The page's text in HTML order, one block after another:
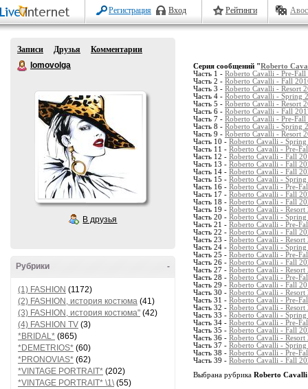
Регистрация Вход Рейтинги
Записи Друзья
Комментарии
lomovolga
В друзья
-
Рубрики
(1) FASHION (1172)
(2) FASHION, история костюма (41)
(3) FASHION, история костюма" (42)
(4) FASHION TV (3)
*BRIDAL* (865)
*DEMETRIOS* (60)
*PRONOVIAS* (62)
*VINTAGE PORTRAIT* (202)
*VINTAGE PORTRAIT* \1\(55)
Серия сообщений "Roberto
Часть 1 - Roberto Cavalli - Pre-
Часть 2 - Roberto Cavalli - Fall
Часть 3 - Roberto Cavalli - Resort
Часть 4 - Roberto Cavalli - Spring
Часть 5 - Roberto Cavalli - Resort
Часть 6 - Roberto Cavalli - Fall
Часть 7 - Roberto Cavalli - Pre-
Часть 8 - Roberto Cavalli - Spring
Часть 9 - Roberto Cavalli - Resort
Часть 10 - Roberto Cavalli -
Часть 11 - Roberto Cavalli - Pre-
Часть 12 - Roberto Cavalli - Fall
Часть 13 - Roberto Cavalli - Fall
Часть 14 - Roberto Cavalli - Fall
Часть 15 - Roberto Cavalli -
Часть 16 - Roberto Cavalli - Pre-
Часть 17 - Roberto Cavalli - Fall
Часть 18 - Roberto Cavalli - Fall
Часть 19 - Roberto Cavalli -
Часть 20 - Roberto Cavalli -
Часть 21 - Roberto Cavalli - Pre-
Часть 22 - Roberto Cavalli - Fall
Часть 23 - Roberto Cavalli -
Часть 24 - Roberto Cavalli -
Часть 25 - Roberto Cavalli - Pre-
Часть 26 - Roberto Cavalli - Fall
Часть 27 - Roberto Cavalli -
Часть 28 - Roberto Cavalli - Pre-
Часть 29 - Roberto Cavalli - Fall
Часть 30 - Roberto Cavalli -
Часть 31 - Roberto Cavalli - Pre-
Часть 32 - Roberto Cavalli -
Часть 33 - Roberto Cavalli -
Часть 34 - Roberto Cavalli - Pre-
Часть 35 - Roberto Cavalli - Fall
Часть 36 - Roberto Cavalli -
Часть 37 - Roberto Cavalli -
Часть 38 - Roberto Cavalli - Pre-
Часть 39 - Roberto Cavalli - Fall
Выбрана рубрика Roberto Cavalli